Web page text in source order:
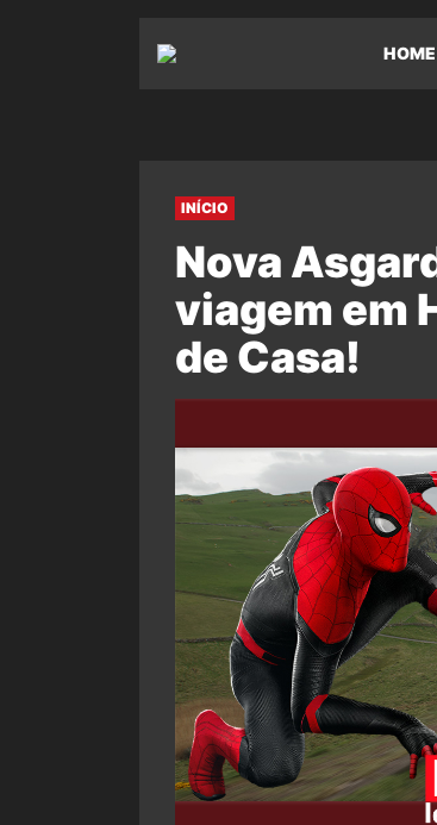
HOME
INÍCIO
Nova
viagem em
de Casa!